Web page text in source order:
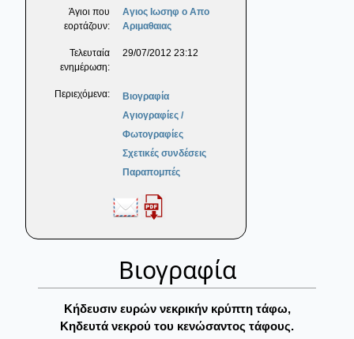
Άγιοι που
εορτάζουν:
Αγιος Ιωσηφ ο Απο
Αριμαθαιας
Τελευταία
ενημέρωση:
29/07/2012 23:12
Περιεχόμενα:
Βιογραφία
Αγιογραφίες /
Φωτογραφίες
Σχετικές συνδέσεις
Παραπομπές
Βιογραφία
Kήδευσιν ευρών νεκρικήν κρύπτη τάφω,
Kηδευτά νεκρού του κενώσαντος τάφους.